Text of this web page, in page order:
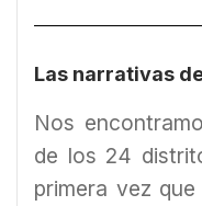
Las narrativas
Nos
de los 24
primera vez